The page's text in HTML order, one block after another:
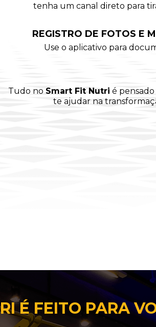
tenha um canal direto para
REGISTRO DE FOTOS E
Use o aplicativo para
Tudo no Smart Fit Nutri é
te ajudar na
É FEITO PARA